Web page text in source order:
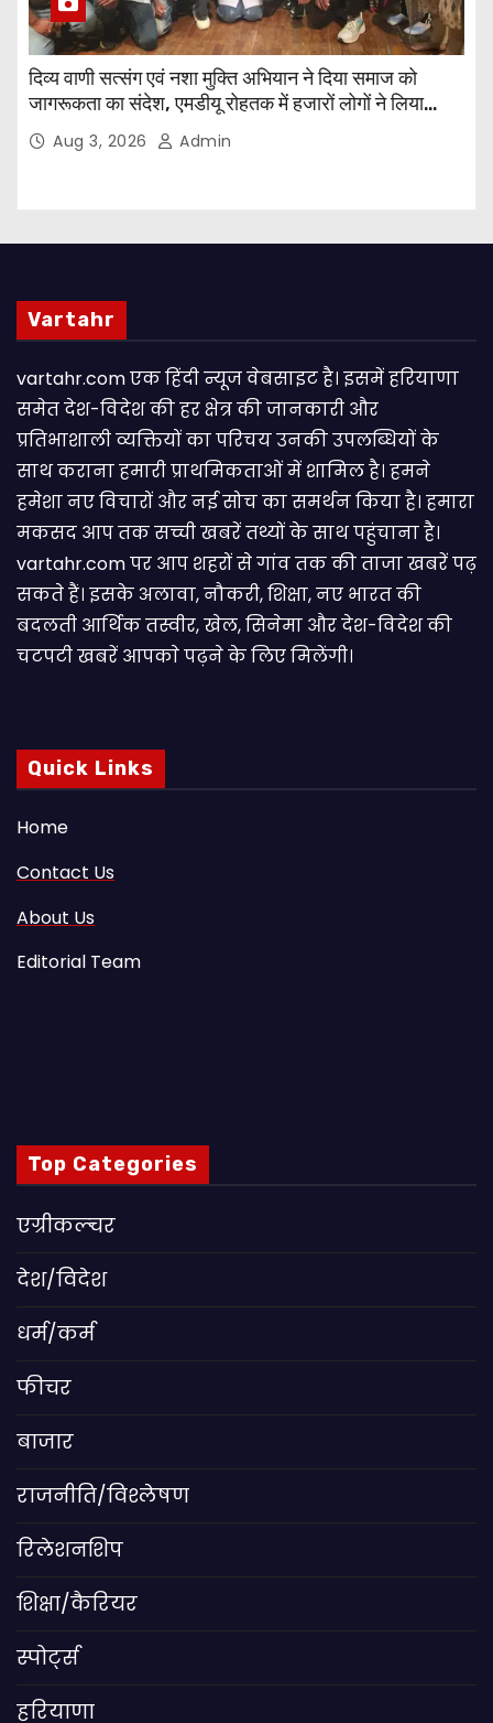
दिव्य वाणी सत्संग एवं नशा मुक्ति अभियान ने दिया समाज को
जागरूकता का संदेश, एमडीयू रोहतक में हजारों लोगों ने लिया
संकल्पAug 3, 2026 Admin
Vartahr
vartahr.com एक हिंदी न्यूज वेबसाइट है। इसमें हरियाणा
समेत देश-विदेश की हर क्षेत्र की जानकारी और
प्रतिभाशाली व्यक्तियों का परिचय उनकी उपलब्धियों के
साथ कराना हमारी प्राथमिकताओं में शामिल है। हमने
हमेशा नए विचारों और नई सोच का समर्थन किया है। हमारा
मकसद आप तक सच्ची खबरें तथ्यों के साथ पहुंचाना है।
vartahr.com पर आप शहरों से गांव तक की ताजा खबरें पढ़
सकते हैं। इसके अलावा, नौकरी, शिक्षा, नए भारत की
बदलती आर्थिक तस्वीर, खेल, सिनेमा और देश-विदेश की
चटपटी खबरें आपकाे पढ़ने के लिए मिलेंगी।
Quick Links
Home
Contact Us
About Us
Editorial Team
Top Categories
एग्रीकल्चर
देश/विदेश
धर्म/कर्म
फीचर
बाजार
राजनीति/विश्लेषण
रिलेशनशिप
शिक्षा/कैरियर
स्पोर्ट्स
हरियाणा